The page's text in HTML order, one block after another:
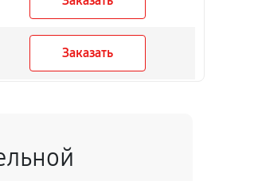
Заказать
Заказать